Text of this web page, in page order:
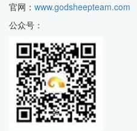
官网： www.godsheepteam.com
公众号：